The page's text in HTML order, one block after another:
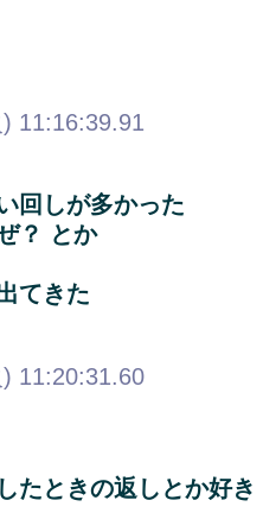
11:16:39.91
回しが多かった
？ とか
てきた
11:20:31.60
たときの返しとか好き